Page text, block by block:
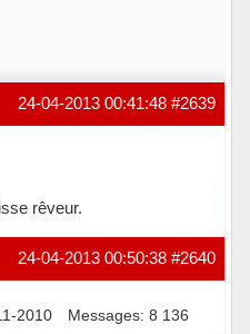
#2639
24-04-2013 00:41:48
rêveur.
#2640
24-04-2013 00:50:38
2010 Messages: 8 136